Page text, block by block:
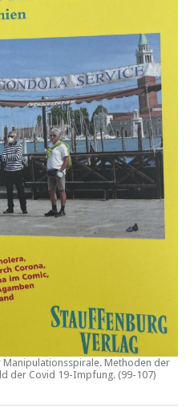
Manipulationsspirale. Methoden der
der Covid 19-Impfung. (99-107)